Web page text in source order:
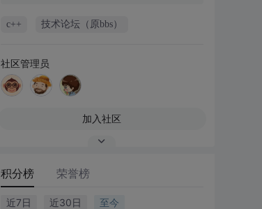
c++ 技术论坛（原bbs）
社区管理员
加入社区
积分榜 荣誉榜
近7日 近30日 至今